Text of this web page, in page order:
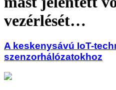
vezérlését…
A keskenysávú IoT-
szenzorhálózatokhoz